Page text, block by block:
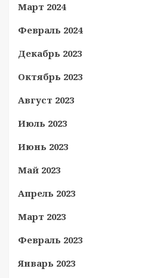
Март 2024
Февраль 2024
Декабрь 2023
Октябрь 2023
Август 2023
Июль 2023
Июнь 2023
Май 2023
Апрель 2023
Март 2023
Февраль 2023
Январь 2023